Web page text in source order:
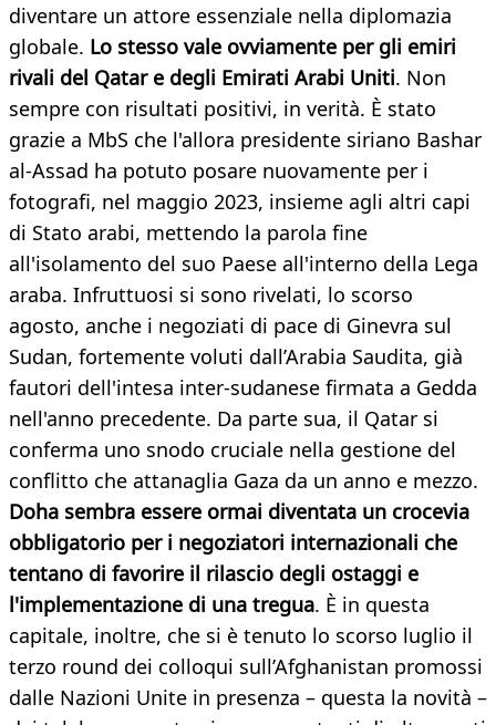
diventare un attore essenziale nella diplomazia
globale. Lo stesso vale ovviamente per gli emiri
rivali del Qatar e degli Emirati Arabi Uniti. Non
sempre con risultati positivi, in verità. È stato
grazie a MbS che l'allora presidente siriano Bashar
al-Assad ha potuto posare nuovamente per i
fotografi, nel maggio 2023, insieme agli altri capi
di Stato arabi, mettendo la parola fine
all'isolamento del suo Paese all'interno della Lega
araba. Infruttuosi si sono rivelati, lo scorso
agosto, anche i negoziati di pace di Ginevra sul
Sudan, fortemente voluti dall’Arabia Saudita, già
fautori dell'intesa inter-sudanese firmata a Gedda
nell'anno precedente. Da parte sua, il Qatar si
conferma uno snodo cruciale nella gestione del
conflitto che attanaglia Gaza da un anno e mezzo.
Doha sembra essere ormai diventata un crocevia
obbligatorio per i negoziatori internazionali che
tentano di favorire il rilascio degli ostaggi e
l'implementazione di una tregua. È in questa
capitale, inoltre, che si è tenuto lo scorso luglio il
terzo round dei colloqui sull’Afghanistan promossi
dalle Nazioni Unite in presenza – questa la novità –